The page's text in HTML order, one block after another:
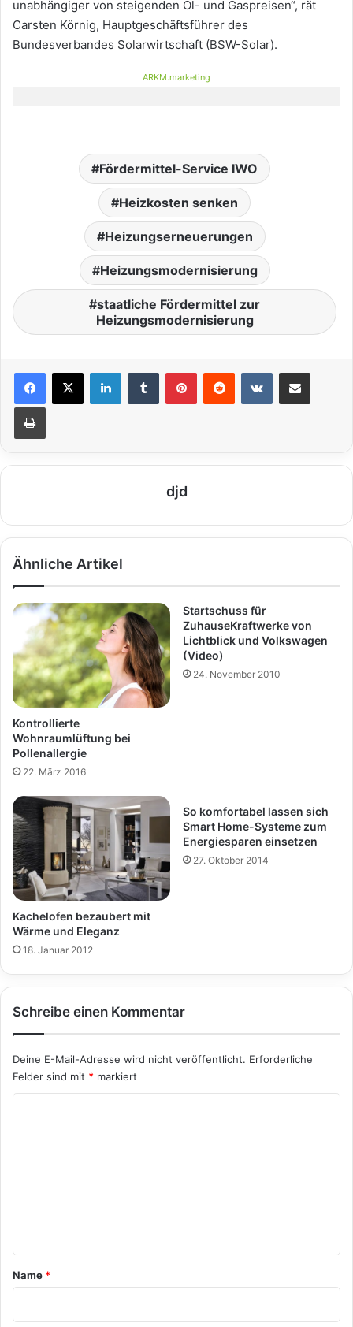
unabhängiger von steigenden Öl- und Gaspreisen“, rät
Carsten Körnig, Hauptgeschäftsführer des
Bundesverbandes Solarwirtschaft (BSW-Solar).
ARKM.marketing
Fördermittel-Service IWO
Heizkosten senken
Heizungserneuerungen
Heizungsmodernisierung
staatliche Fördermittel zur
Heizungsmodernisierung
djd
Ähnliche Artikel
Kontrollierte
Wohnraumlüftung bei
Pollenallergie
22. März 2016
Startschuss für
ZuhauseKraftwerke von
Lichtblick und Volkswagen
(Video)
24. November 2010
Kachelofen bezaubert mit
Wärme und Eleganz
18. Januar 2012
So komfortabel lassen sich
Smart Home-Systeme zum
Energiesparen einsetzen
27. Oktober 2014
Schreibe einen Kommentar
Deine E-Mail-Adresse wird nicht veröffentlicht. Erforderliche
Felder sind mit * markiert
a
*
Name *